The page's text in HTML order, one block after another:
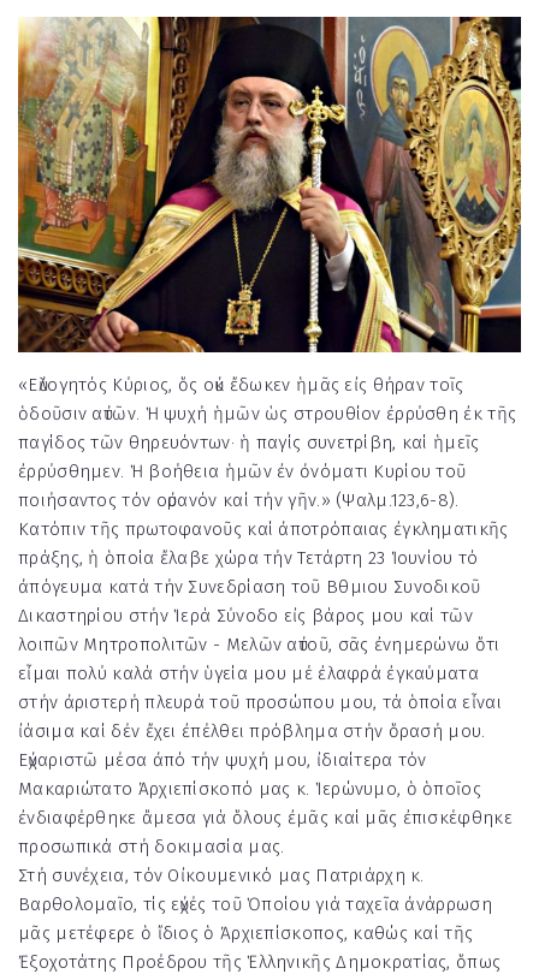
«Εὐλογητός Κύριος, ὅς οὐκ ἔδωκεν ἡμᾶς εἰς θήραν τοῖς
ὁδοῦσιν αὐτῶν. Ἡ ψυχή ἡμῶν ὡς στρουθίον ἐρρύσθη ἐκ τῆς
παγίδος τῶν θηρευόντων· ἡ παγίς συνετρίβη, καί ἡμεῖς
ἐρρύσθημεν. Ἡ βοήθεια ἡμῶν ἐν ὀνόματι Κυρίου τοῦ
ποιήσαντος τόν οὐρανόν καί τήν γῆν.» (Ψαλμ.123,6-8).
Κατόπιν τῆς πρωτοφανοῦς καί ἀποτρόπαιας ἐγκληματικῆς
πράξης, ἡ ὁποία ἔλαβε χώρα τήν Τετάρτη 23 Ἰουνίου τό
ἀπόγευμα κατά τήν Συνεδρίαση τοῦ Βθμιου Συνοδικοῦ
Δικαστηρίου στήν Ἱερά Σύνοδο εἰς βάρος μου καί τῶν
λοιπῶν Μητροπολιτῶν - Μελῶν αὐτοῦ, σᾶς ἐνημερώνω ὅτι
εἶμαι πολύ καλά στήν ὑγεία μου μέ ἐλαφρά ἐγκαύματα
στήν ἀριστερή πλευρά τοῦ προσώπου μου, τά ὁποία εἶναι
ἰάσιμα καί δέν ἔχει ἐπέλθει πρόβλημα στήν ὅρασή μου.
Εὐχαριστῶ μέσα ἀπό τήν ψυχή μου, ἰδιαίτερα τόν
Μακαριώτατο Ἀρχιεπίσκοπό μας κ. Ἱερώνυμο, ὁ ὁποῖος
ἐνδιαφέρθηκε ἄμεσα γιά ὅλους ἐμᾶς καί μᾶς ἐπισκέφθηκε
προσωπικά στή δοκιμασία μας.
Στή συνέχεια, τόν Οἰκουμενικό μας Πατριάρχη κ.
Βαρθολομαῖο, τίς εὐχές τοῦ Ὁποίου γιά ταχεῖα ἀνάρρωση
μᾶς μετέφερε ὁ ἴδιος ὁ Ἀρχιεπίσκοπος, καθώς καί τῆς
Ἐξοχοτάτης Προέδρου τῆς Ἑλληνικῆς Δημοκρατίας, ὅπως